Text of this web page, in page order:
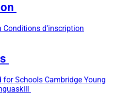
Conditions d'inscription
for Schools Cambridge Young